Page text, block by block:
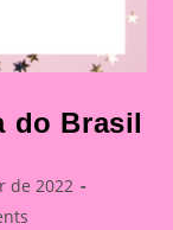
do Brasil
de 2022